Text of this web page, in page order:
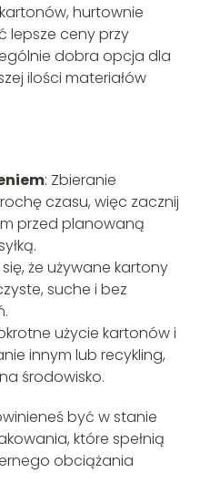
hurtownie
ceny przy
dobra opcja dla
ilości materiałów
: Zbieranie
czasu, więc zacznij
przed planowaną
się, że używane kartony
suche i bez
użycie kartonów i
innym lub recykling,
środowisko.
być w stanie
które spełnią
obciążania